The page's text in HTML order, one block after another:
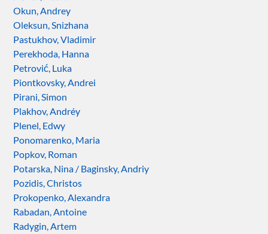
Okun, Andrey
Oleksun, Snizhana
Pastukhov, Vladimir
Perekhoda, Hanna
Petrović, Luka
Piontkovsky, Andrei
Pirani, Simon
Plakhov, Andréy
Plenel, Edwy
Ponomarenko, Maria
Popkov, Roman
Potarska, Nina / Baginsky, Andriy
Pozidis, Christos
Prokopenko, Alexandra
Rabadan, Antoine
Radygin, Artem